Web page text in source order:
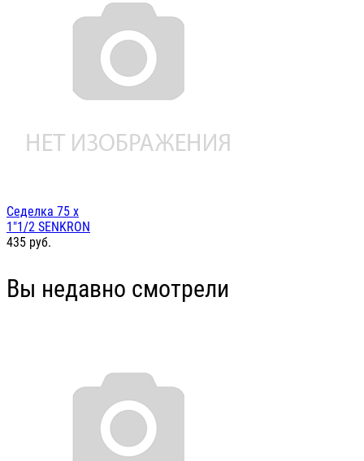
Седелка 75 х
1"1/2 SENKRON
435 руб.
Вы недавно смотрели